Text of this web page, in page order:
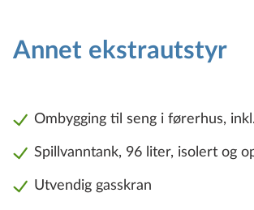
Annet ekstrautstyr
Ombygging til seng i førerhus,
Spillvanntank, 96 liter, isolert og
Utvendig gasskran